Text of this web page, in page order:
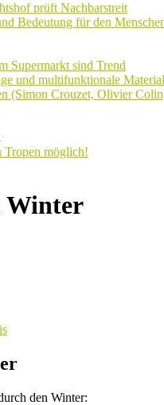
prüft Nachbarstreit
Bedeutung für den
Supermarkt sind Trend
und multifunktionale
(Simon Crouzet, Olivier
Tropen möglich!
Winter
den Winter: